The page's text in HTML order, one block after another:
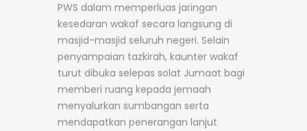
PWS dalam memperluas jaringan
kesedaran wakaf secara langsung di
masjid-masjid seluruh negeri. Selain
penyampaian tazkirah, kaunter wakaf
turut dibuka selepas solat Jumaat bagi
memberi ruang kepada jemaah
menyalurkan sumbangan serta
mendapatkan penerangan lanjut